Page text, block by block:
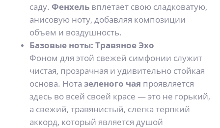
саду. Фенхель вплетает свою сладковатую,
анисовую ноту, добавляя композиции
объем и воздушность.
Базовые ноты: Травяное Эхо
Фоном для этой свежей симфонии служит
чистая, прозрачная и удивительно стойкая
основа. Нота зеленого чая проявляется
здесь во всей своей красе — это не горький,
а свежий, травянистый, слегка терпкий
аккорд, который является душой